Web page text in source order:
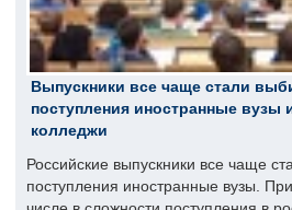
Выпускники все чаще стали
поступления иностранные вузы
колледжи
Российские выпускники все чаще
поступления иностранные вузы.